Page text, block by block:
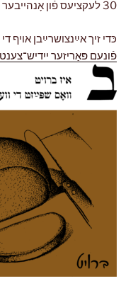
30 לעקציעס פֿון אָנהייבער ביז אַוואַנסירטע : 410 אייראָס
כּדי זיך אײַנצושרײַבן אויף
פֿונעם פּאַריזער ייִדיש־צענטער